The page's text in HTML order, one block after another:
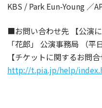
KBS / Park Eun-Young ／
■お問い合わせ先 【公演
「花郎」 公演事務局 （
【チケットに関するお問合
http://t.pia.jp/help/